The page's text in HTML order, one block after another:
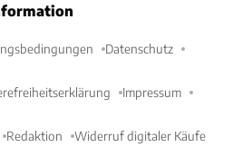
Datenschutz
Impressum
Redaktion Widerruf digitaler Käufe